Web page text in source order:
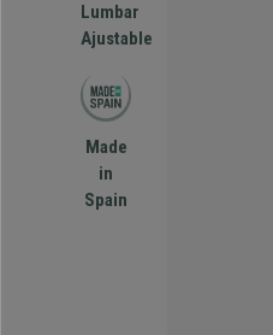
Lumbar
Ajustable
Made
in
Spain